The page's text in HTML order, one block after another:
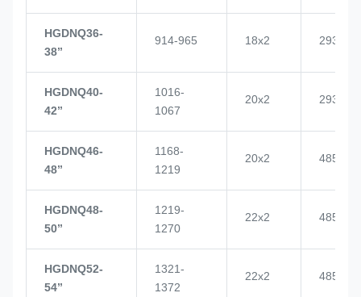
HGDNQ36-
38’’
914-965 18x2 2937
HGDNQ40-
42’’
1016-
1067
20x2 2937
HGDNQ46-
48’’
1168-
1219
20x2 4855
HGDNQ48-
50’’
1219-
1270
22x2 4855
HGDNQ52-
54’’
1321-
1372
22x2 4855